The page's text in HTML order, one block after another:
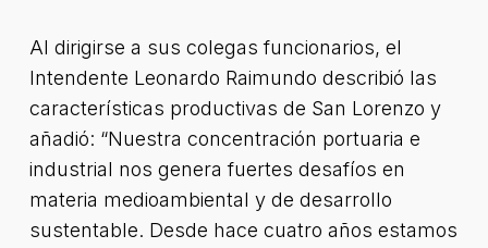
Al dirigirse a sus colegas funcionarios, el
Intendente Leonardo Raimundo describió las
características productivas de San Lorenzo y
añadió: “Nuestra concentración portuaria e
industrial nos genera fuertes desafíos en
materia medioambiental y de desarrollo
sustentable. Desde hace cuatro años estamos